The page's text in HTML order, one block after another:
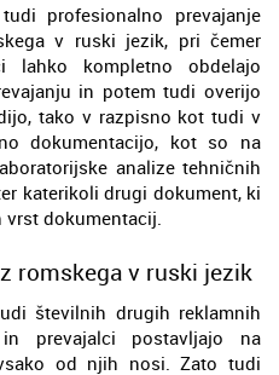
profesionalno prevajanje
v ruski jezik, pri čemer
lahko kompletno obdelajo
in potem tudi overijo
tako v razpisno kot tudi v
dokumentacijo, kot so na
analize tehničnih
katerikoli drugi dokument, ki
dokumentacij.
romskega v ruski jezik
številnih drugih reklamnih
prevajalci postavljajo na
od njih nosi. Zato tudi